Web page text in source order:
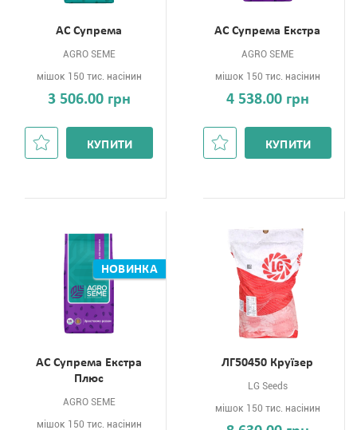
АС Супрема
AGRO SEME
мішок 150 тис. насінин
3 506.00 грн
КУПИТИ
АС Супрема Екстра
AGRO SEME
мішок 150 тис. насінин
4 538.00 грн
КУПИТИ
АС Супрема Екстра
Плюс
НОВИНКА
AGRO SEME
мішок 150 тис. насінин
ЛГ50450 Круїзер
LG Seeds
мішок 150 тис. насінин